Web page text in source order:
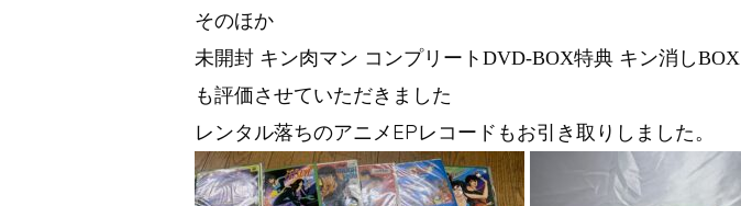
そのほか
未開封 キン肉マン コンプリートDVD-BOX特典 キン消しBOX
も評価させていただきました
レンタル落ちのアニメEPレコードもお引き取りしました。